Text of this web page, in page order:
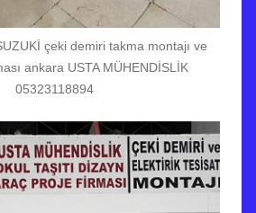
çeki demiri takma montajı ve
ankara USTA MÜHENDİSLİK
05323118894